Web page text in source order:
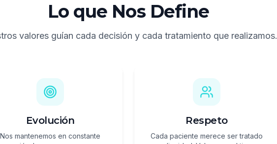
Lo que Nos Define
valores guían cada decisión y cada tratamiento que realizamos.
Evolución
Nos mantenemos en constante
Respeto
Cada paciente merece ser tratado